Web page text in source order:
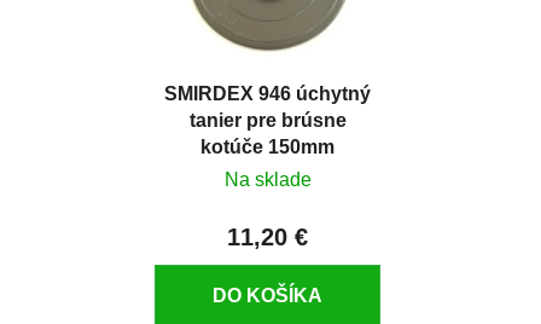
SMIRDEX 946 úchytný
tanier pre brúsne
kotúče 150mm
Na sklade
11,20 €
DO KOŠÍKA